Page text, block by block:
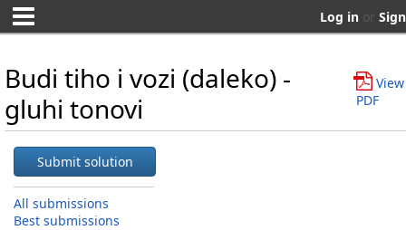
Log in or
Budi tiho i vozi (daleko) -
gluhi tonovi
PDF
Submit solution
All submissions
Best submissions